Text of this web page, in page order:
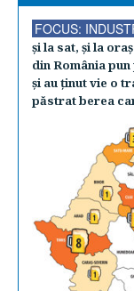
FOCUS:
şi la sat, şi la
din România
şi au ţinut vie o
păstrat berea